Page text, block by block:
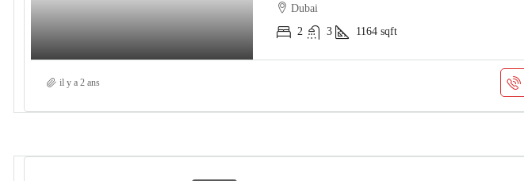
Dubai
2
3 1164 sqft
il y a 2 ans